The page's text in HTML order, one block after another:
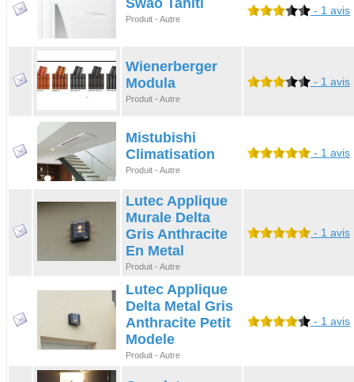
Swao Tahiti
Produit - Autre
- 1 avis
Wienerberger
Modula
Produit - Autre
- 1 avis
Mistubishi
Climatisation
Produit - Autre
- 1 avis
Lutec Applique
Murale Delta
Gris Anthracite
En Metal
Produit - Autre
- 1 avis
Lutec Applique
Delta Metal Gris
Anthracite Petit
Modele
Produit - Autre
- 1 avis